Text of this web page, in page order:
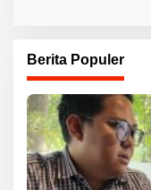
Berita Populer